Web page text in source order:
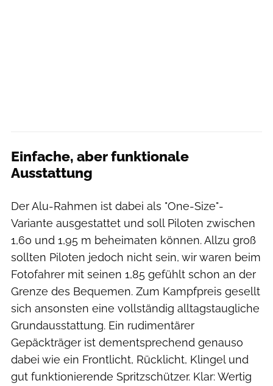
Einfache, aber funktionale
Ausstattung
Der Alu-Rahmen ist dabei als "One-Size"-
Variante ausgestattet und soll Piloten zwischen
1,60 und 1,95 m beheimaten können. Allzu groß
sollten Piloten jedoch nicht sein, wir waren beim
Fotofahrer mit seinen 1,85 gefühlt schon an der
Grenze des Bequemen. Zum Kampfpreis gesellt
sich ansonsten eine vollständig alltagstaugliche
Grundausstattung. Ein rudimentärer
Gepäckträger ist dementsprechend genauso
dabei wie ein Frontlicht, Rücklicht, Klingel und
gut funktionierende Spritzschützer. Klar: Wertig